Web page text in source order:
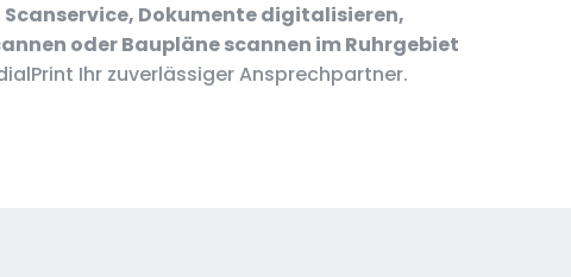
Scanservice, Dokumente digitalisieren,
oder Baupläne scannen im Ruhrgebiet
Ihr zuverlässiger Ansprechpartner.